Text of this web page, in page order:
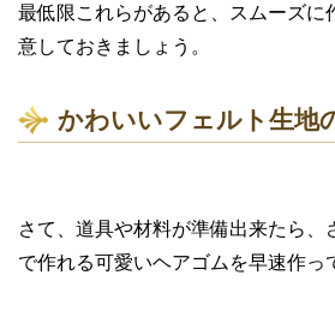
最低限これらがあると、スムーズに
意しておきましょう。
かわいいフェルト生地
さて、道具や材料が準備出来たら、
で作れる可愛いヘアゴムを早速作っ